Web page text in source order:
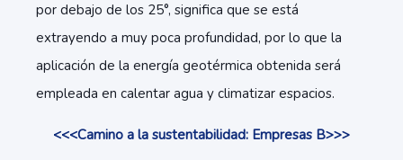
por debajo de los 25°, significa que se está
extrayendo a muy poca profundidad, por lo que la
aplicación de la energía geotérmica obtenida será
empleada en calentar agua y climatizar espacios.
<<<Camino a la sustentabilidad: Empresas B>>>